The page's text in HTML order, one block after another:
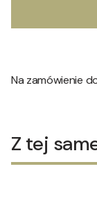
Na zamówienie
Z tej